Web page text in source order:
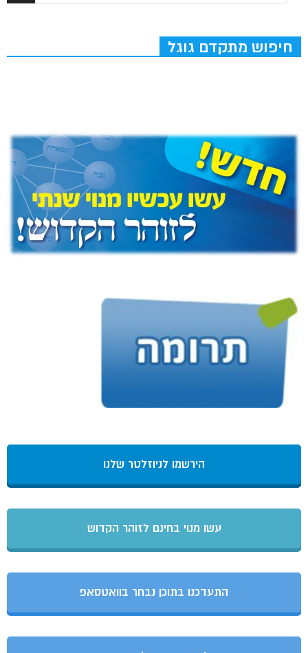
חיפוש מתקדם גוגל
הירשמו לניוזלטר שלנו
עשו מנוי בחינם לזוהר הקדוש
התעדכנו בתוכן נבחר בוואטסאפ